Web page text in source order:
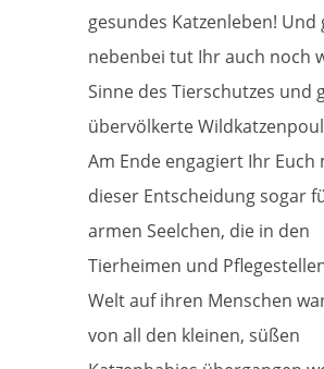
gesundes Katzenleben! Und
nebenbei tut Ihr auch noch
Sinne des Tierschutzes und
übervölkerte
Am Ende engagiert Ihr Euch
dieser Entscheidung sogar
armen Seelchen, die in den
Tierheimen und
Welt auf ihren Menschen
von all den kleinen, süßen